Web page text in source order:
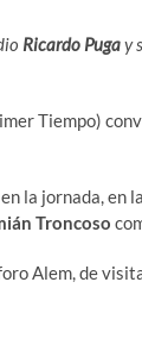
Ricardo Pugay
Tiempo)
la jornada, en
Troncoso
Alem, de